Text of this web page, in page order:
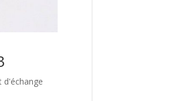
d'échange